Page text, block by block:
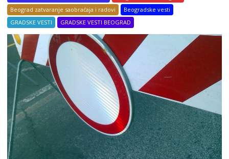
Beograd zatvaranje saobraćaja i radovi
Beogradske vesti
GRADSKE VESTI
GRADSKE VESTI BEOGRAD